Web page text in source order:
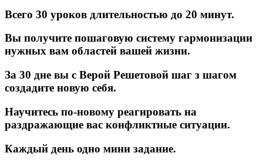
Всего 30 уроков длительностью до 20 минут.
Вы получите пошаговую систему гармонизации
нужных вам областей вашей жизни.
За 30 дне вы с Верой Решетовой шаг з шагом
создадите новую себя.
Научитесь по-новому реагировать на
раздражающие вас конфликтные ситуации.
Каждый день одно мини задание.